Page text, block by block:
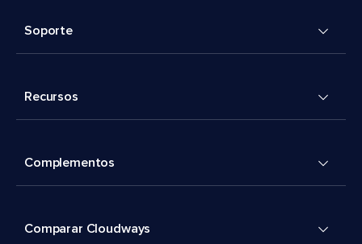
Soporte
Recursos
Complementos
Comparar Cloudways